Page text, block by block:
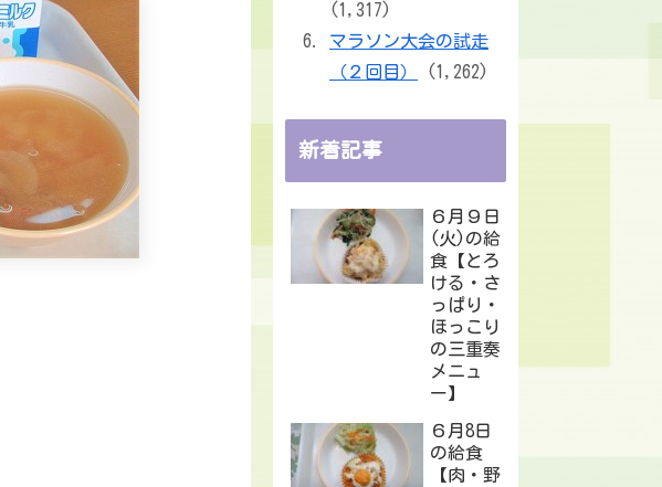
(1,317)
マラソン大会の試走
（２回目）
(1,262)
新着記事
６月９日
(火)の給
食【とろ
ける・さ
っぱり・
ほっこり
の三重奏
メニュ
ー】
６月8日
の給食
【肉・野